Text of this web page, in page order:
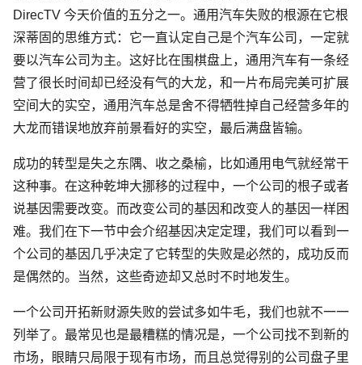
DirecTV 今天价值的五分之一。通用汽车失败的根源在它根
深蒂固的思维方式：它一直认定自己是个汽车公司，一定就
要以汽车公司为主。这好比在围棋盘上，通用汽车有一条经
营了很长时间却已经没有气的大龙，和一片布局完美可扩展
空间大的实空，通用汽车总是舍不得牺牲掉自己经营多年的
大龙而错误地放弃前景看好的实空，最后满盘皆输。
成功的转型是失之东隅、收之桑榆，比如通用电气就经常干
这种事。在这种乾坤大挪移的过程中，一个公司的根子或者
说基因需要改变。而改变公司的基因和改变人的基因一样困
难。我们在下一节中会介绍基因决定定理，我们可以看到一
个公司的基因几乎决定了它转型的失败是必然的，成功反而
是偶然的。当然，这些奇迹却又总时不时地发生。
一个公司开拓新财源失败的尝试多如牛毛，我们也就不一一
列举了。最常见也是最糟糕的情况是，一个公司找不到新的
市场，眼睛只局限于现有市场，而且总觉得别的公司盘子里